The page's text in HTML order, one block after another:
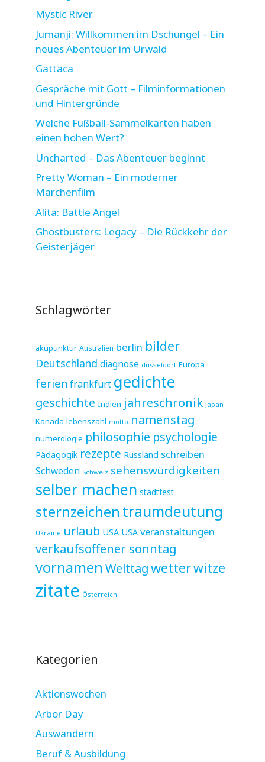
Mystic River
Jumanji: Willkommen im Dschungel – Ein
neues Abenteuer im Urwald
Gattaca
Gespräche mit Gott – Filminformationen
und Hintergründe
Welche Fußball-Sammelkarten haben
einen hohen Wert?
Uncharted – Das Abenteuer beginnt
Pretty Woman – Ein moderner
Märchenfilm
Alita: Battle Angel
Ghostbusters: Legacy – Die Rückkehr der
Geisterjäger
Schlagwörter
akupunktur Australien berlin bilder
Deutschland diagnose düsseldorf Europa
ferien frankfurt gedichte
geschichte Indien jahreschronik Japan
Kanada lebenszahl motto namenstag
numerologie philosophie psychologie
Pädagogik rezepte Russland schreiben
Schweden Schweiz sehenswürdigkeiten
selber machen stadtfest
sternzeichen traumdeutung
Ukraine urlaub USA USA veranstaltungen
verkaufsoffener sonntag
vornamen Welttagwetterwitze
zitate Österreich
Kategorien
Aktionswochen
Arbor Day
Auswandern
Beruf & Ausbildung